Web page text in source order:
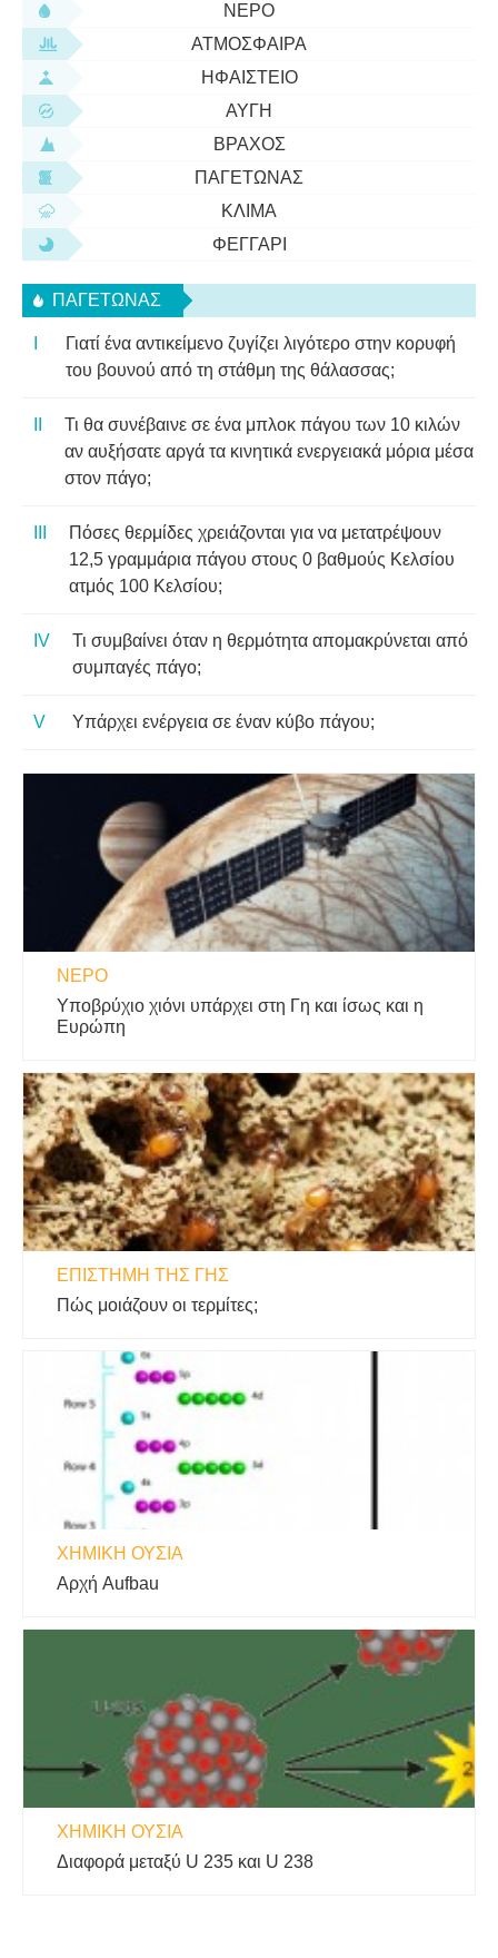
ΝΕΡΌ
ΑΤΜΌΣΦΑΙΡΑ
ΗΦΑΊΣΤΕΙΟ
ΑΥΓΉ
ΒΡΆΧΟΣ
ΠΑΓΕΤΏΝΑΣ
ΚΛΊΜΑ
ΦΕΓΓΆΡΙ
ΠΑΓΕΤΏΝΑΣ
Γιατί ένα αντικείμενο ζυγίζει λιγότερο στην κορυφή
του βουνού από τη στάθμη της θάλασσας;
Τι θα συνέβαινε σε ένα μπλοκ πάγου των 10 κιλών
αν αυξήσατε αργά τα κινητικά ενεργειακά μόρια μέσα
στον πάγο;
Πόσες θερμίδες χρειάζονται για να μετατρέψουν
12,5 γραμμάρια πάγου στους 0 βαθμούς Κελσίου
ατμός 100 Κελσίου;
Τι συμβαίνει όταν η θερμότητα απομακρύνεται από
συμπαγές πάγο;
Υπάρχει ενέργεια σε έναν κύβο πάγου;
ΝΕΡΌ
Υποβρύχιο χιόνι υπάρχει στη Γη και ίσως και η
Ευρώπη
ΕΠΙΣΤΉΜΗ ΤΗΣ ΓΗΣ
Πώς μοιάζουν οι τερμίτες;
ΧΗΜΙΚΉ ΟΥΣΊΑ
Αρχή Aufbau
ΧΗΜΙΚΉ ΟΥΣΊΑ
Διαφορά μεταξύ U 235 και U 238